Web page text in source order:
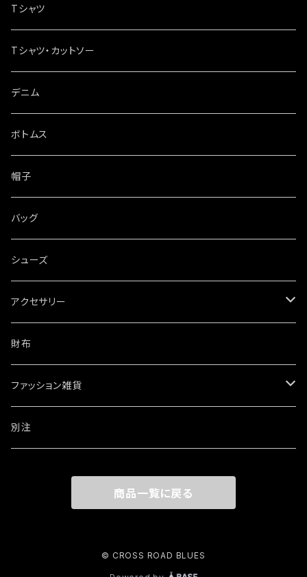
Tシャツ
Tシャツ・カットソー
デニム
ボトムス
帽子
バッグ
シューズ
アクセサリー
ネックレス
ブレスレット・バングル
ウォレットチェーン
財布
ファッション雑貨
ワッペン・ステッカー
別注
商品一覧に戻る
© CROSS ROAD BLUES